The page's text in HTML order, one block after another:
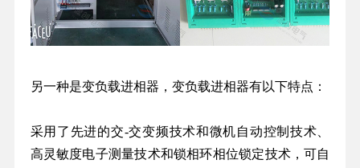
另一种是变负载进相器，变负载进相器有以下特点：
采用了先进的交-交变频技术和微机自动控制技术、
高灵敏度电子测量技术和锁相环相位锁定技术，可自